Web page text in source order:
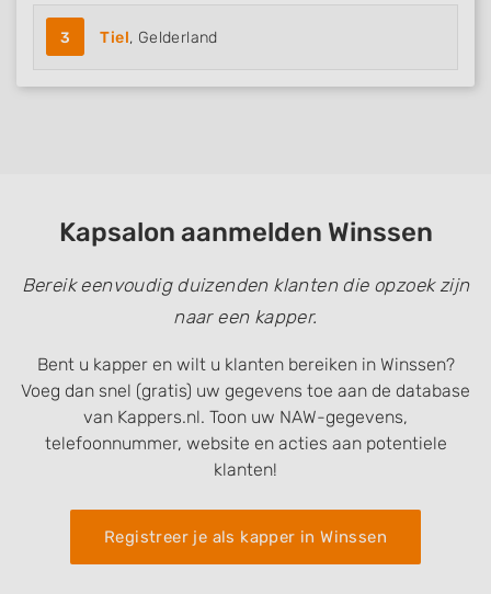
3 Tiel, Gelderland
Kapsalon aanmelden Winssen
Bereik eenvoudig duizenden klanten die opzoek zijn
naar een kapper.
Bent u kapper en wilt u klanten bereiken in Winssen?
Voeg dan snel (gratis) uw gegevens toe aan de database
van Kappers.nl. Toon uw NAW-gegevens,
telefoonnummer, website en acties aan potentiele
klanten!
Registreer je als kapper in Winssen